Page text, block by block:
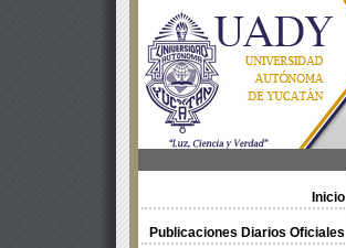
Inicio
Publicaciones Diarios Oficiales